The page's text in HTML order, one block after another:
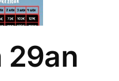
29an